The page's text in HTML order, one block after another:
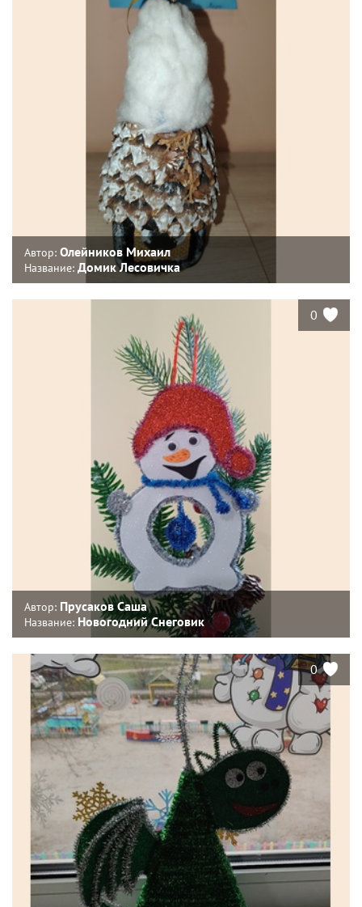
Автор: Олейников Михаил
Название: Домик Лесовичка
0
Автор: Прусаков Саша
Название: Новогодний Снеговик
0